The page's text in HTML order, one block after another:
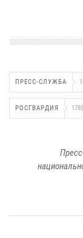
ПРЕСС-СЛУЖБА
РОСГВАРДИЯ 1785